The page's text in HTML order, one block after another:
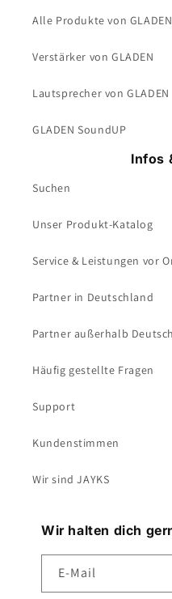
Alle Produkte von GLADEN
Verstärker von GLADEN
Lautsprecher von GLADEN
GLADEN SoundUP
Infos
Suchen
Unser Produkt-Katalog
Service & Leistungen vor
Partner in Deutschland
Partner außerhalb
Häufig gestellte Fragen
Support
Kundenstimmen
Wir sind JAYKS
Wir halten dich
E-Mail